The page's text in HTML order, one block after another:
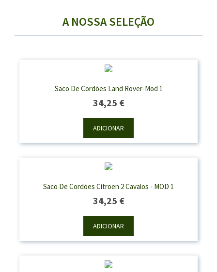
A NOSSA SELEÇÃO
Saco De Cordões Land Rover-Mod 1
34,25 €
ADICIONAR
Saco De Cordões Citroën 2 Cavalos - MOD 1
34,25 €
ADICIONAR